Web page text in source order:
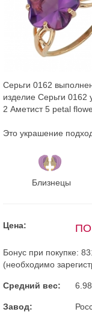
Серьги 0162
изделие Серьги 0162
2 Аметист 5 petal
Это украшение
Близнецы
Цена:
Бонус при покупке:
(необходимо
Средний вес: 6.98
Завод: